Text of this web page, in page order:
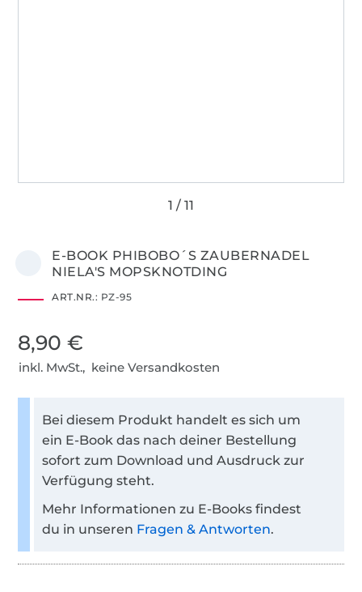
E-BOOK PHIBOBO´S ZAUBERNADEL
NIELA'S MOPSKNOTDING
ART.NR.: PZ-95
8,90 €
inkl. MwSt., keine Versandkosten
Bei diesem Produkt handelt es sich um
ein E-Book das nach deiner Bestellung
sofort zum Download und Ausdruck zur
Verfügung steht.
Mehr Informationen zu E-Books findest
du in unseren Fragen & Antworten.